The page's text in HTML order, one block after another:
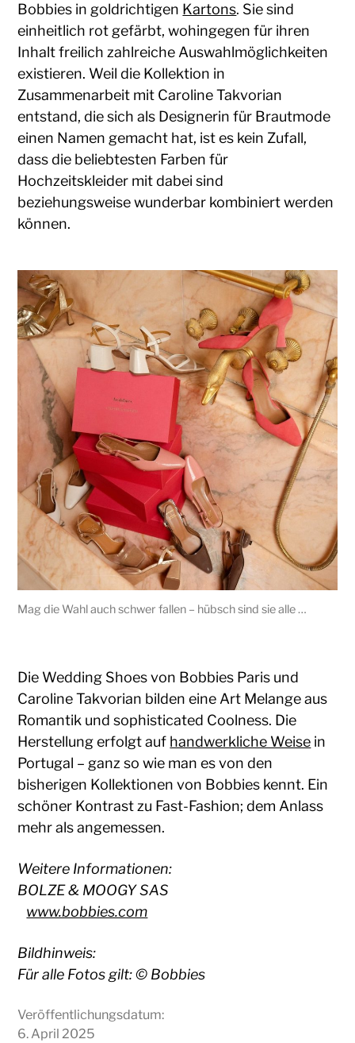
Bobbies in goldrichtigen Kartons. Sie sind
einheitlich rot gefärbt, wohingegen für ihren
Inhalt freilich zahlreiche Auswahlmöglichkeiten
existieren. Weil die Kollektion in
Zusammenarbeit mit Caroline Takvorian
entstand, die sich als Designerin für Brautmode
einen Namen gemacht hat, ist es kein Zufall,
dass die beliebtesten Farben für
Hochzeitskleider mit dabei sind
beziehungsweise wunderbar kombiniert werden
können.
Mag die Wahl auch schwer fallen – hübsch sind sie alle …
Die Wedding Shoes von Bobbies Paris und
Caroline Takvorian bilden eine Art Melange aus
Romantik und sophisticated Coolness. Die
Herstellung erfolgt auf handwerkliche Weise in
Portugal – ganz so wie man es von den
bisherigen Kollektionen von Bobbies kennt. Ein
schöner Kontrast zu Fast-Fashion; dem Anlass
mehr als angemessen.
Weitere Informationen:
BOLZE & MOOGY SAS
www.bobbies.com
Bildhinweis:
Für alle Fotos gilt: © Bobbies
Veröffentlichungsdatum:
6. April 2025